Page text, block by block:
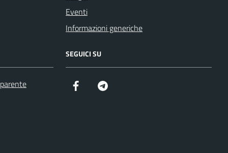
Eventi
Informazioni generiche
SEGUICI SU
Facebook